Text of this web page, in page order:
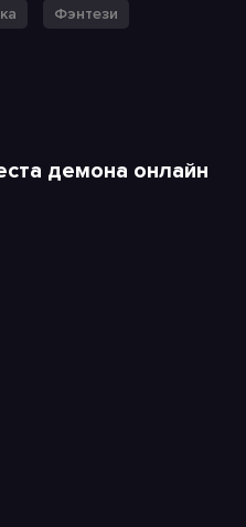
Фэнтези
демона онлайн